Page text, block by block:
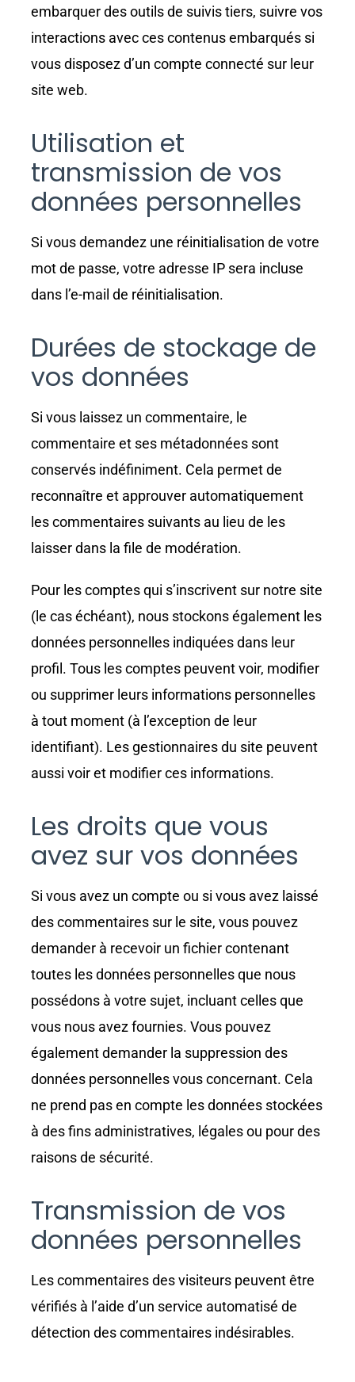
embarquer des outils de suivis tiers, suivre vos
interactions avec ces contenus embarqués si
vous disposez d’un compte connecté sur leur
site web.
Utilisation et
transmission de vos
données personnelles
Si vous demandez une réinitialisation de votre
mot de passe, votre adresse IP sera incluse
dans l’e-mail de réinitialisation.
Durées de stockage de
vos données
Si vous laissez un commentaire, le
commentaire et ses métadonnées sont
conservés indéfiniment. Cela permet de
reconnaître et approuver automatiquement
les commentaires suivants au lieu de les
laisser dans la file de modération.
Pour les comptes qui s’inscrivent sur notre site
(le cas échéant), nous stockons également les
données personnelles indiquées dans leur
profil. Tous les comptes peuvent voir, modifier
ou supprimer leurs informations personnelles
à tout moment (à l’exception de leur
identifiant). Les gestionnaires du site peuvent
aussi voir et modifier ces informations.
Les droits que vous
avez sur vos données
Si vous avez un compte ou si vous avez laissé
des commentaires sur le site, vous pouvez
demander à recevoir un fichier contenant
toutes les données personnelles que nous
possédons à votre sujet, incluant celles que
vous nous avez fournies. Vous pouvez
également demander la suppression des
données personnelles vous concernant. Cela
ne prend pas en compte les données stockées
à des fins administratives, légales ou pour des
raisons de sécurité.
Transmission de vos
données personnelles
Les commentaires des visiteurs peuvent être
vérifiés à l’aide d’un service automatisé de
détection des commentaires indésirables.